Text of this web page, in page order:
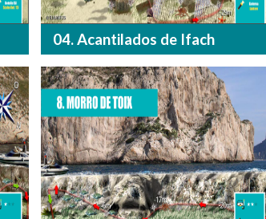
04. Acantilados de Ifach